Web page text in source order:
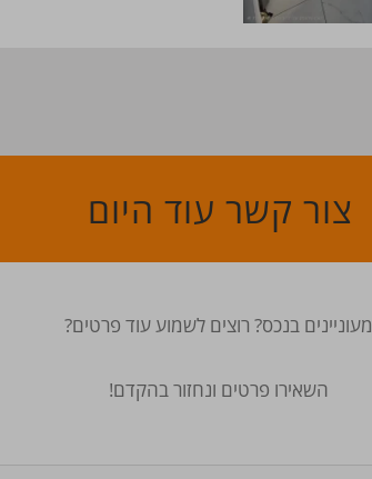
צור קשר עוד היום
מעוניינים בנכס? רוצים לשמוע עוד פרטים?
השאירו פרטים ונחזור בהקדם!